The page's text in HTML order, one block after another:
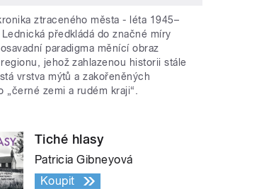
ztraceného města - léta 1945–
předkládá do značné míry
paradigma měnící obraz
jehož zahlazenou historii stále
vrstva mýtů a zakořeněných
„černé zemi a rudém kraji“.
Tiché hlasy
Patricia Gibneyová
Koupit